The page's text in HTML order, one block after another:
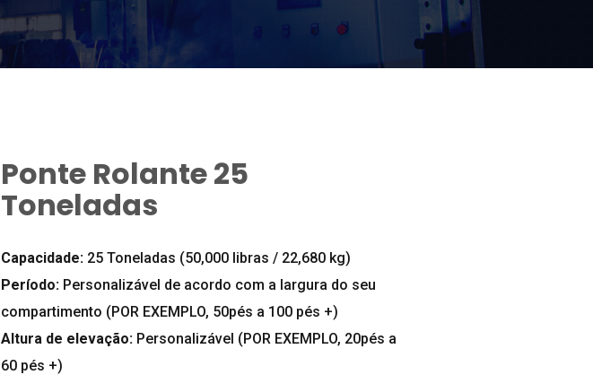
Ponte Rolante 25
Toneladas
Capacidade: 25 Toneladas (50,000 libras / 22,680 kg)
Período: Personalizável de acordo com a largura do seu
compartimento (POR EXEMPLO, 50pés a 100 pés +)
Altura de elevação: Personalizável (POR EXEMPLO, 20pés a
60 pés +)